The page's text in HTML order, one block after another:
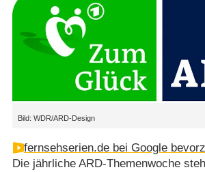
Bild: WDR/ARD-Design
fernsehserien.de bei Google
Die jährliche ARD-Themenwoche